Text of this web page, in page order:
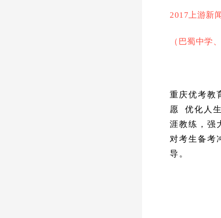
2017上游新
（巴蜀中学
重庆优考教
愿 优化人
涯教练，强
对考生备考
导。